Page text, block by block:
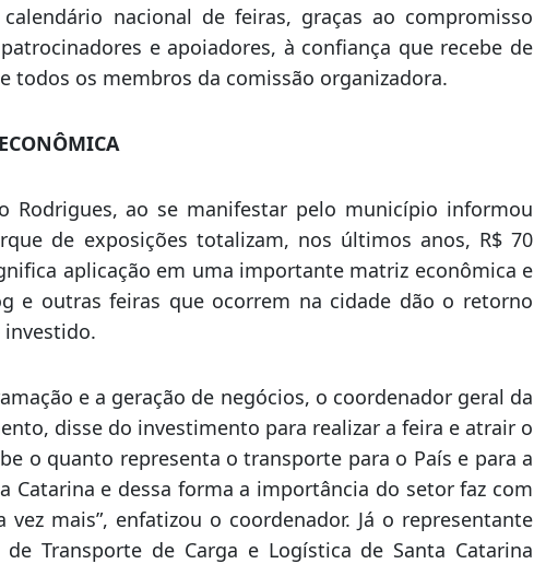
o Sindicato das Empresas de Transporte de Carga e
seu presidente Ivalberto Tozzo especificou que a
que a cada dia supera números e atrai mais os
terceira edição a Fetranslog é uma iniciativa sólida e
e apoiadores, à confiança que recebe de
todos os membros da comissão organizadora.
de exposições totalizam, nos últimos anos, R$ 70
aplicação em uma importante matriz econômica e
e outras feiras que ocorrem na cidade dão o retorno
e a geração de negócios, o coordenador geral da